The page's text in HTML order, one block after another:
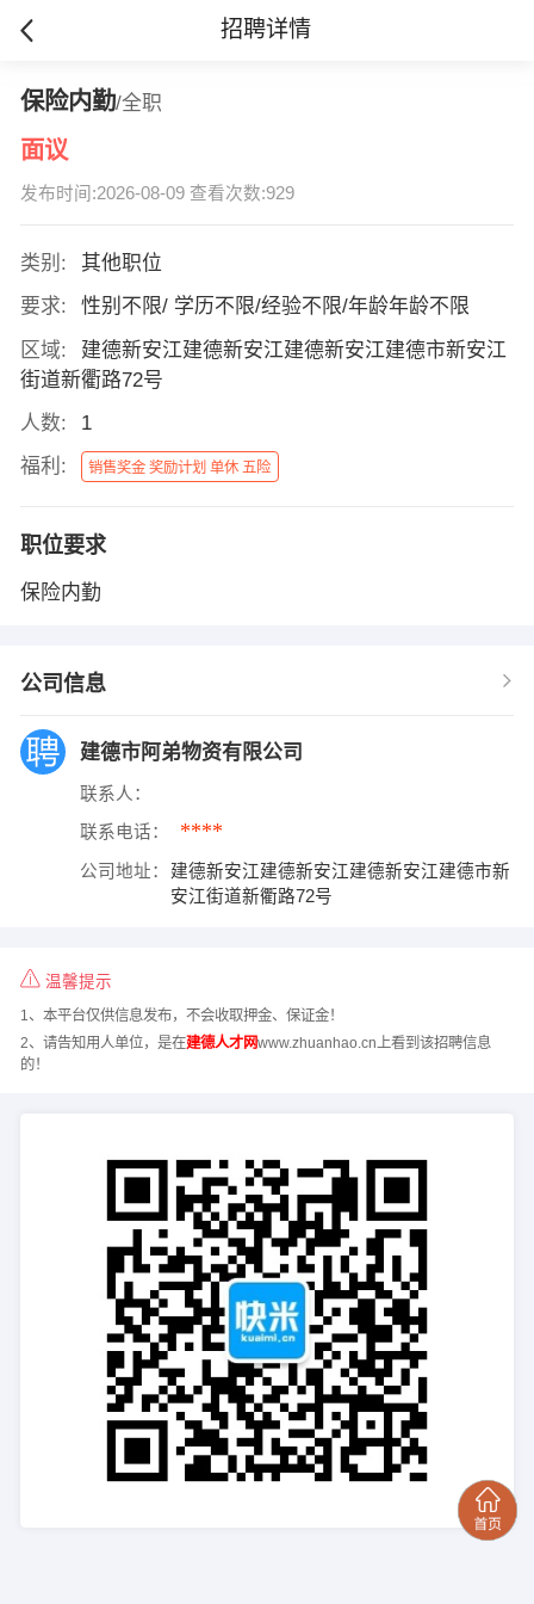
招聘详情
保险内勤/全职
面议
发布时间:2026-08-09 查看次数:929
类别:
其他职位
要求:
性别不限/ 学历不限/经验不限/年龄年龄不限
区域:
建德新安江建德新安江建德新安江建德市新安江
街道新衢路72号
人数:
1
福利:
销售奖金 奖励计划 单休 五险
职位要求
保险内勤
公司信息
建德市阿弟物资有限公司
联系人：
联系电话： ****
公司地址：
建德新安江建德新安江建德新安江建德市新
安江街道新衢路72号
温馨提示
1、本平台仅供信息发布，不会收取押金、保证金！
2、请告知用人单位，是在建德人才网www.zhuanhao.cn上看到该招聘信息
的！